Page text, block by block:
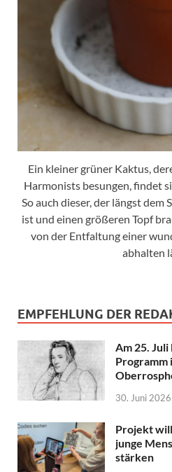
Ein kleiner grüner Kaktus,
Harmonists besungen, findet
So auch dieser, der längst dem
ist und einen größeren Topf
von der Entfaltung einer
abhalten
EMPFEHLUNG DER
Am 25.
Programm
30. Juni 2026
Projekt
junge
stärken